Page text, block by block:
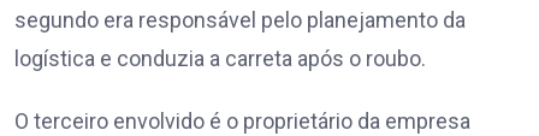
segundo era responsável pelo planejamento da
logística e conduzia a carreta após o roubo.
O terceiro envolvido é o proprietário da empresa